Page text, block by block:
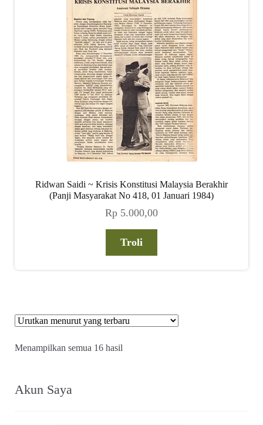
Ridwan Saidi ~ Krisis Konstitusi Malaysia Berakhir
(Panji Masyarakat No 418, 01 Januari 1984)
Rp 5.000,00
Troli
Menampilkan semua 16 hasil
Akun Saya